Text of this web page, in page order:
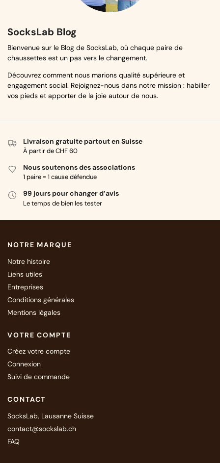
SocksLab Blog
Bienvenue sur le Blog de SocksLab, où chaque paire de
chaussettes est un pas vers le changement.
Découvrez comment nous marions qualité supérieure et
engagement social. Rejoignez-nous dans notre mission : habiller
vos pieds et apporter de la joie autour de nous.
Livraison gratuite partout en Suisse
À partir de CHF 60
Nous soutenons des associations
1 paire = 1 cause défendue
99 jours pour changer d’avis
Le temps de bien les tester
NOTRE MARQUE
Notre histoire
Liens utiles
Entreprises
Conditions générales
Mentions légales
VOTRE COMPTE
Créez votre compte
Connexion
Suivi de commande
CONTACT
SocksLab, Lausanne Suisse
contact@sockslab.ch
FAQ